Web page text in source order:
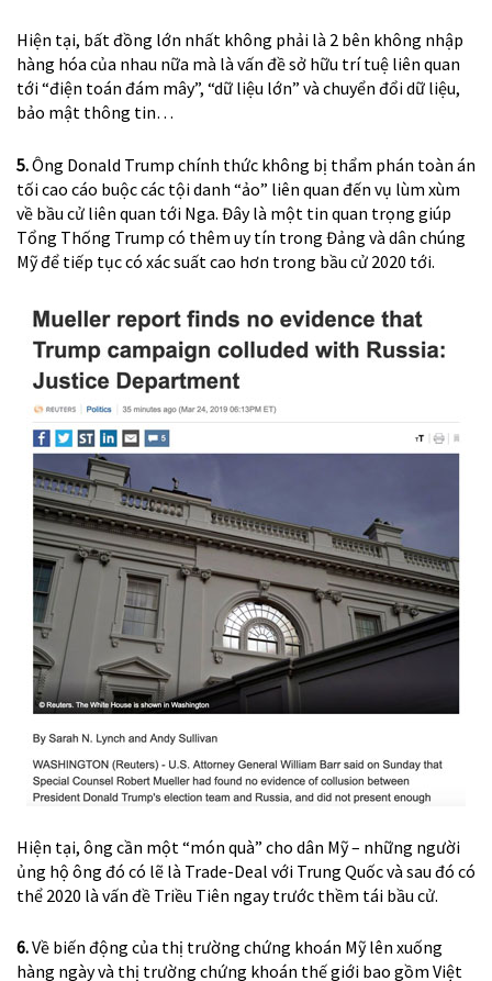
Hiện tại, bất đồng lớn nhất không phải là 2 bên không nhập
hàng hóa của nhau nữa mà là vấn đề sở hữu trí tuệ liên quan
tới “điện toán đám mây”, “dữ liệu lớn” và chuyển đổi dữ liệu,
bảo mật thông tin…
5.Ông Donald Trump chính thức không bị thẩm phán toàn án
tối cao cáo buộc các tội danh “ảo” liên quan đến vụ lùm xùm
về bầu cử liên quan tới Nga. Đây là một tin quan trọng giúp
Tổng Thống Trump có thêm uy tín trong Đảng và dân chúng
Mỹ để tiếp tục có xác suất cao hơn trong bầu cử 2020 tới.
Hiện tại, ông cần một “món quà” cho dân Mỹ – những người
ủng hộ ông đó có lẽ là Trade-Deal với Trung Quốc và sau đó có
thể 2020 là vấn đề Triều Tiên ngay trước thềm tái bầu cử.
6.Về biến động của thị trường chứng khoán Mỹ lên xuống
hàng ngày và thị trường chứng khoán thế giới bao gồm Việt